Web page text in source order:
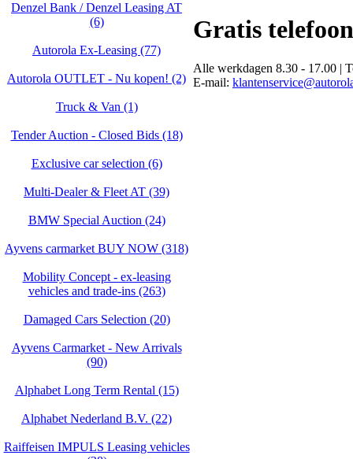
Denzel Bank / Denzel Leasing AT
(6)
Autorola Ex-Leasing (77)
Autorola OUTLET - Nu kopen! (2)
Truck & Van (1)
Tender Auction - Closed Bids (18)
Exclusive car selection (6)
Multi-Dealer & Fleet AT (39)
BMW Special Auction (24)
Ayvens carmarket BUY NOW (318)
Mobility Concept - ex-leasing
vehicles and trade-ins (263)
Damaged Cars Selection (20)
Ayvens Carmarket - New Arrivals
(90)
Alphabet Long Term Rental (15)
Alphabet Nederland B.V. (22)
Raiffeisen IMPULS Leasing vehicles
Gratis
Alle werkdagen 8.30 - 17.00 |
E-mail: